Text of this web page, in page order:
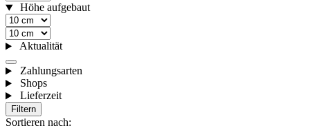
Höhe aufgebaut
Aktualität
Zahlungsarten
Shops
Lieferzeit
Filtern
Sortieren nach: